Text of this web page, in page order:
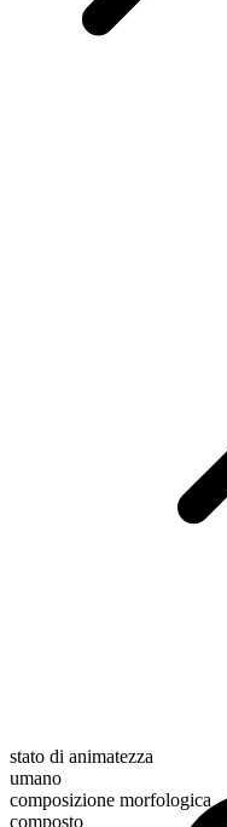
stato di animatezza
umano
composizione morfologica
composto